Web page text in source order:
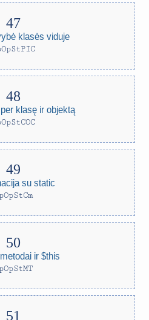
klasės viduje
klasę ir objektą
su static
ir $this